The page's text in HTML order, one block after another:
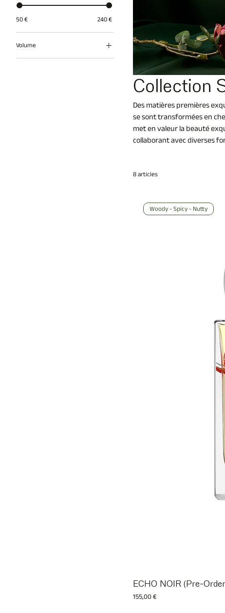
50 € 240 €
Volume
100 ml
Collection
Des matières premières
se sont transformées en
met en valeur la beauté
collaborant avec diverses
8 articles
Woody - Spicy - Nutty
ECHO NOIR (Pre-
Prix
155,00 €